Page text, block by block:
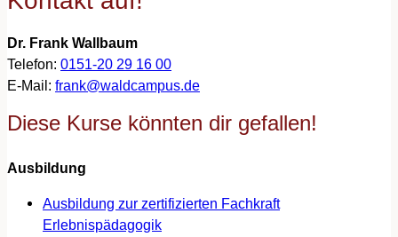
Dr. Frank Wallbaum
Telefon: 0151-20 29 16 00
E-Mail: frank@waldcampus.de
Diese Kurse könnten dir gefallen!
Ausbildung
Ausbildung zur zertifizierten Fachkraft
Erlebnispädagogik